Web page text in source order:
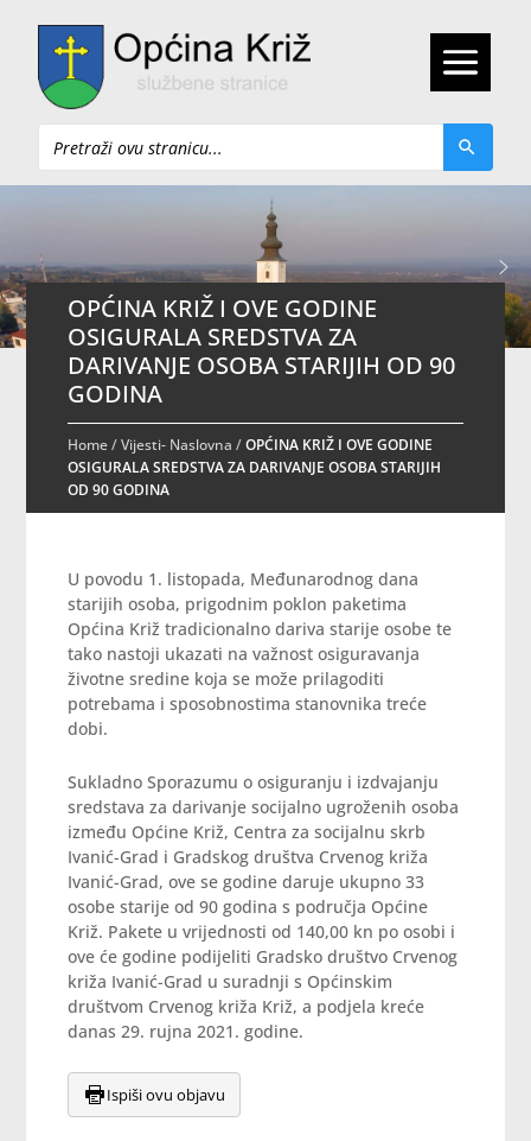
Pretraži
OPĆINA KRIŽ I OVE GODINE
OSIGURALA SREDSTVA ZA
DARIVANJE OSOBA STARIJIH OD 90
GODINA
Home/Vijesti- Naslovna /OPĆINA KRIŽ I OVE GODINE
OSIGURALA SREDSTVA ZA DARIVANJE OSOBA STARIJIH
OD 90 GODINA
U povodu 1. listopada, Međunarodnog dana
starijih osoba, prigodnim poklon paketima
Općina Križ tradicionalno dariva starije osobe te
tako nastoji ukazati na važnost osiguravanja
životne sredine koja se može prilagoditi
potrebama i sposobnostima stanovnika treće
dobi.
Sukladno Sporazumu o osiguranju i izdvajanju
sredstava za darivanje socijalno ugroženih osoba
između Općine Križ, Centra za socijalnu skrb
Ivanić-Grad i Gradskog društva Crvenog križa
Ivanić-Grad, ove se godine daruje ukupno 33
osobe starije od 90 godina s područja Općine
Križ. Pakete u vrijednosti od 140,00 kn po osobi i
ove će godine podijeliti Gradsko društvo Crvenog
križa Ivanić-Grad u suradnji s Općinskim
društvom Crvenog križa Križ, a podjela kreće
danas 29. rujna 2021. godine.
Ispiši ovu objavu